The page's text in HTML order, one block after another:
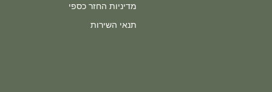
מדיניות החזר כספי
תנאי השירות